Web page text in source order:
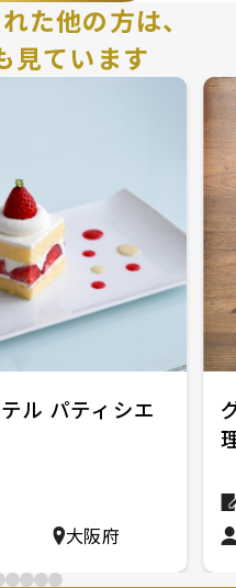
た他の方は、
見ています
ル パティシエ
大阪府